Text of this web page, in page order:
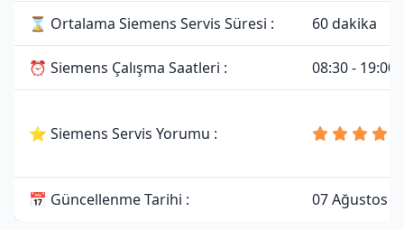
⌛ Ortalama Siemens Servis Süresi : 60 dakika
⏰ Siemens Çalışma Saatleri : 08:30 - 19:00
⭐ Siemens Servis Yorumu :
📅 Güncellenme Tarihi : 07 Ağustos